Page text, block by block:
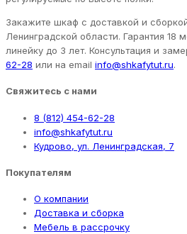
Закажите шкаф с доставкой и
Ленинградской области. Гарантия 18
линейку до 3 лет. Консультация и
62-28 или на email info@shkafytut.ru.
Свяжитесь с нами
8 (812) 454-62-28
info@shkafytut.ru
Кудрово, ул. Ленинградская, 7
Покупателям
О компании
Доставка и сборка
Мебель в рассрочку